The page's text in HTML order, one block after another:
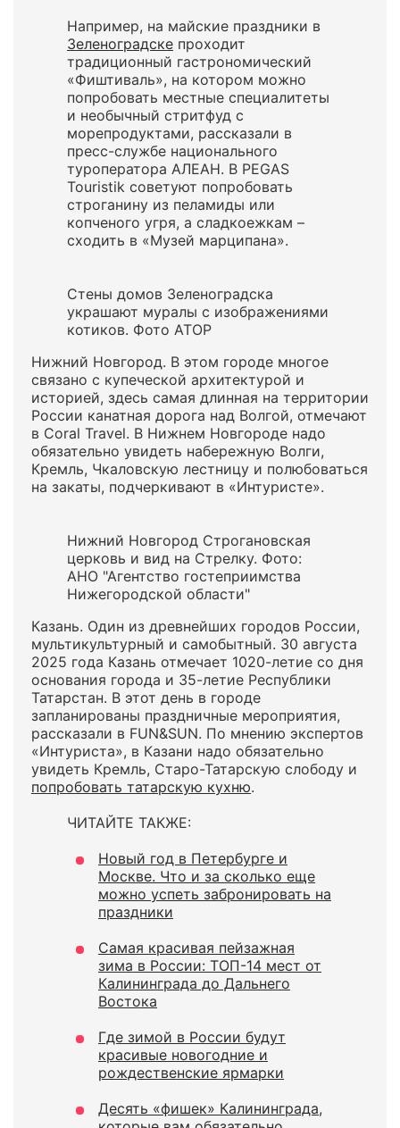
Например, на майские праздники в
Зеленоградске проходит
традиционный гастрономический
«Фиштиваль», на котором можно
попробовать местные специалитеты
и необычный стритфуд с
морепродуктами, рассказали в
пресс-службе национального
туроператора АЛЕАН. В PEGAS
Touristik советуют попробовать
строганину из пеламиды или
копченого угря, а сладкоежкам –
сходить в «Музей марципана».
Стены домов Зеленоградска
украшают муралы с изображениями
котиков. Фото АТОР
Нижний Новгород. В этом городе многое
связано с купеческой архитектурой и
историей, здесь самая длинная на территории
России канатная дорога над Волгой, отмечают
в Coral Travel. В Нижнем Новгороде надо
обязательно увидеть набережную Волги,
Кремль, Чкаловскую лестницу и полюбоваться
на закаты, подчеркивают в «Интуристе».
Нижний Новгород Строгановская
церковь и вид на Стрелку. Фото:
АНО "Агентство гостеприимства
Нижегородской области"
Казань. Один из древнейших городов России,
мультикультурный и самобытный. 30 августа
2025 года Казань отмечает 1020-летие со дня
основания города и 35-летие Республики
Татарстан. В этот день в городе
запланированы праздничные мероприятия,
рассказали в FUN&SUN. По мнению экспертов
«Интуриста», в Казани надо обязательно
увидеть Кремль, Старо-Татарскую слободу и
попробовать татарскую кухню.
ЧИТАЙТЕ ТАКЖЕ:
Новый год в Петербурге и
Москве. Что и за сколько еще
можно успеть забронировать на
праздники
Самая красивая пейзажная
зима в России: ТОП-14 мест от
Калининграда до Дальнего
Востока
Где зимой в России будут
красивые новогодние и
рождественские ярмарки
Десять «фишек» Калининграда,